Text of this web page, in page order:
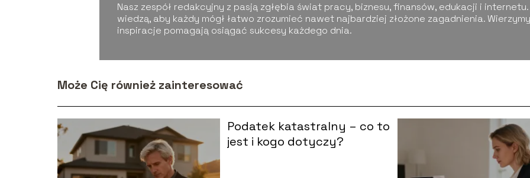
Nasz zespół redakcyjny z pasją zgłębia świat pracy, biznesu, finansów, edukacji i
wiedzą, aby każdy mógł łatwo zrozumieć nawet najbardziej złożone zagadnienia.
inspiracje pomagają osiągać sukcesy każdego dnia.
Może Cię również zainteresować
Podatek katastralny – co to
jest i kogo dotyczy?